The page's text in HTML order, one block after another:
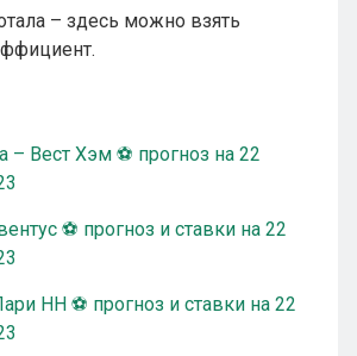
– здесь можно взять
– Вест Хэм ⚽ прогноз на 22
⚽ прогноз и ставки на 22
НН ⚽ прогноз и ставки на 22